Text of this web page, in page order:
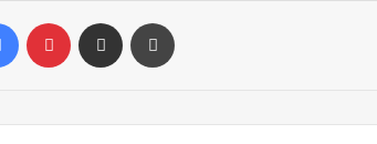
FacebookPinterest Compartilhar via e-mail